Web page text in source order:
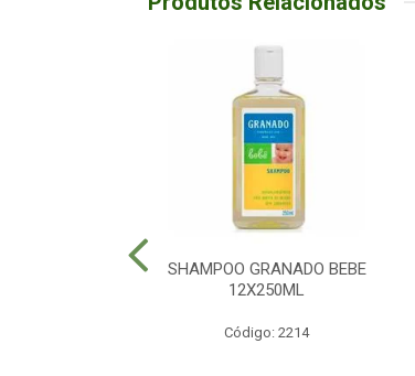
SHAMPOO GRANADO BEBE
12X250ML
Código: 2214